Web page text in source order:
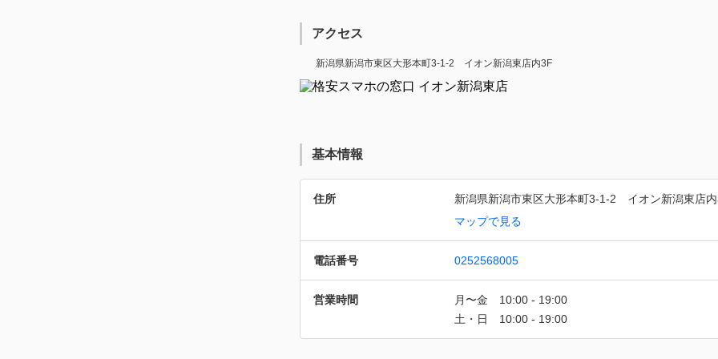
アクセス
新潟県新潟市東区大形本町3-1-2 イオン新潟東店内3F
基本情報
住所
新潟県新潟市東区大形本町3-1-2　イオン新潟東店
マップで見る
電話番号 0252568005
営業時間